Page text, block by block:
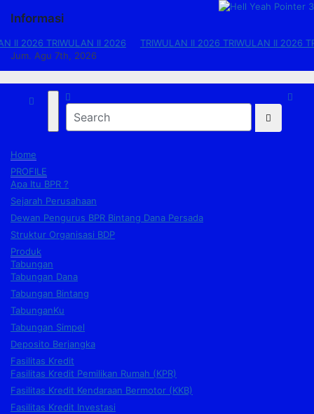
Skip
content
Informasi
TRIWULAN II 2026 TRIWULAN II 2026 TRIWULAN II 2026
Jum. Agu 7th, 2026
Home
PROFILE
Apa Itu BPR ?
Sejarah Perusahaan
Dewan Pengurus BPR Bintang Dana Persada
Struktur Organisasi BDP
Produk
Tabungan
Tabungan Dana
Tabungan Bintang
TabunganKu
Tabungan Simpel
Deposito Berjangka
Fasilitas Kredit
Fasilitas Kredit Pemilikan Rumah (KPR)
Fasilitas Kredit Kendaraan Bermotor (KKB)
Fasilitas Kredit Investasi